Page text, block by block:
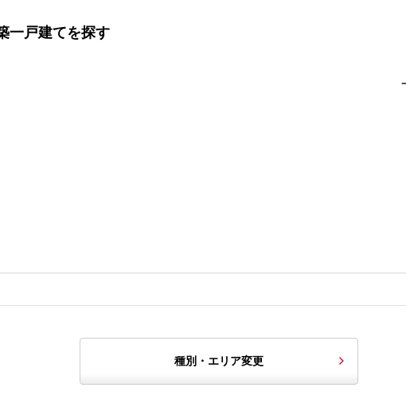
一戸建てを探す
種別・エリア変更